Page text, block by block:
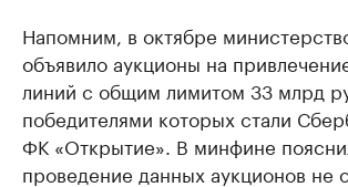
Напомним, в октябре
объявило аукционы на
линий с общим лимитом 33 млрд
победителями которых стали
ФК «Открытие». В минфине
проведение данных аукционов не